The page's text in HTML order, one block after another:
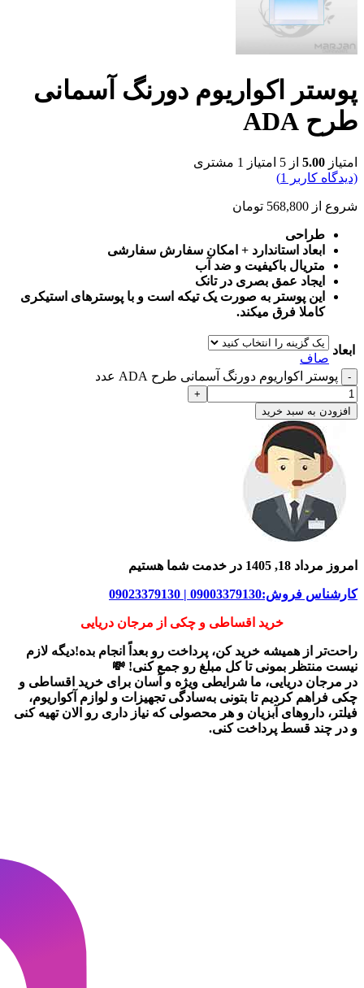
پوستر اکواریوم دورنگ آسمانی
طرح ADA
امتیاز 5.00 از 5 امتیاز 1 مشتری
(دیدگاه کاربر
1
)
شروع از 568,800 تومان
طراحی
ابعاد استاندارد + امکان سفارش سفارشی
متریال باکیفیت و ضد آب
ایجاد عمق بصری در تانک
این پوستر به صورت یک تیکه است و با پوسترهای استیکری
کاملا فرق میکند.
ابعاد
صاف
پوستر اکواریوم دورنگ آسمانی طرح ADA عدد
افزودن به سبد خرید
امروز مرداد 18, 1405 در خدمت شما هستیم
کارشناس فروش:09003379130 | 09023379130
خرید اقساطی و چکی از مرجان دریایی
راحت‌تر از همیشه خرید کن، پرداخت رو بعداً انجام بده!دیگه لازم
نیست منتظر بمونی تا کل مبلغ رو جمع کنی! 💸
در مرجان دریایی، ما شرایطی ویژه و آسان برای خرید اقساطی و
چکی فراهم کردیم تا بتونی به‌سادگی تجهیزات و لوازم آکواریوم،
فیلتر، داروهای آبزیان و هر محصولی که نیاز داری رو الان تهیه کنی
و در چند قسط پرداخت کنی.